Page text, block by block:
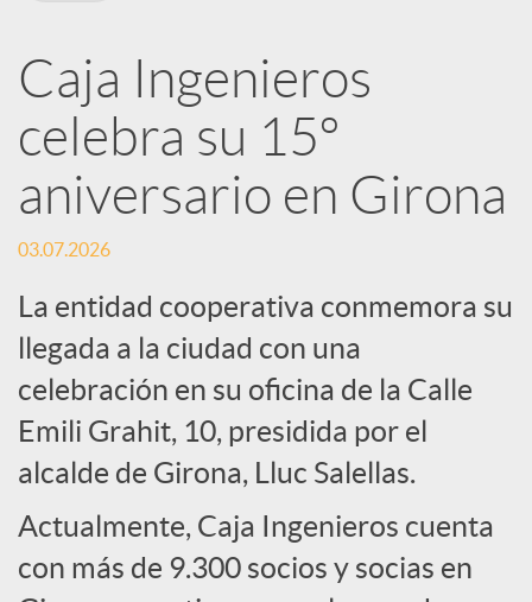
R
e
d
e
s
S
o
Caja Ingenieros
celebra su 15º
aniversario en Girona
03.07.2026
La entidad cooperativa conmemora su
llegada a la ciudad con una
celebración en su oficina de la Calle
Emili Grahit, 10, presidida por el
alcalde de Girona, Lluc Salellas.
Actualmente, Caja Ingenieros cuenta
con más de 9.300 socios y socias en